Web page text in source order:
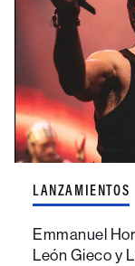
LANZAMIENTOS
Emmanuel
León Gieco y